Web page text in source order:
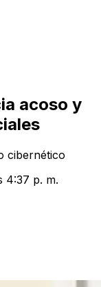
acoso y
cibernético
4:37 p. m.